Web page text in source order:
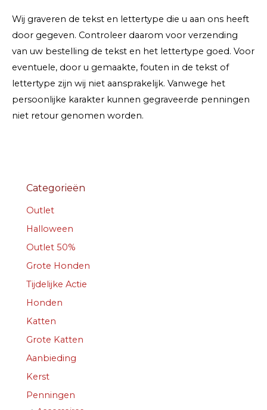
Wij graveren de tekst en lettertype die u aan ons heeft
door gegeven. Controleer daarom voor verzending
van uw bestelling de tekst en het lettertype goed. Voor
eventuele, door u gemaakte, fouten in de tekst of
lettertype zijn wij niet aansprakelijk. Vanwege het
persoonlijke karakter kunnen gegraveerde penningen
niet retour genomen worden.
Categorieën
Outlet
Halloween
Outlet 50%
Grote Honden
Tijdelijke Actie
Honden
Katten
Grote Katten
Aanbieding
Kerst
Penningen